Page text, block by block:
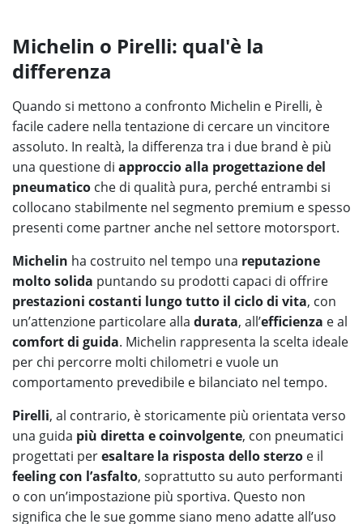
Michelin o Pirelli: qual'è la
differenza
Quando si mettono a confronto Michelin e Pirelli, è
facile cadere nella tentazione di cercare un vincitore
assoluto. In realtà, la differenza tra i due brand è più
una questione di approccio alla progettazione del
pneumatico che di qualità pura, perché entrambi si
collocano stabilmente nel segmento premium e spesso
presenti come partner anche nel settore motorsport.
Michelin ha costruito nel tempo una reputazione
molto solida puntando su prodotti capaci di offrire
prestazioni costanti lungo tutto il ciclo di vita, con
un’attenzione particolare alla durata, all’efficienza e al
comfort di guida. Michelin rappresenta la scelta ideale
per chi percorre molti chilometri e vuole un
comportamento prevedibile e bilanciato nel tempo.
Pirelli, al contrario, è storicamente più orientata verso
una guida più diretta e coinvolgente, con pneumatici
progettati peresaltare la risposta dello sterzo e il
feeling con l’asfalto, soprattutto su auto performanti
o con un’impostazione più sportiva. Questo non
significa che le sue gomme siano meno adatte all’uso